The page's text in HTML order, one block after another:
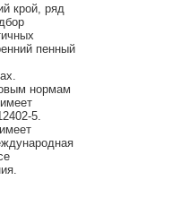
крой, ряд
пенный
нормам
5.